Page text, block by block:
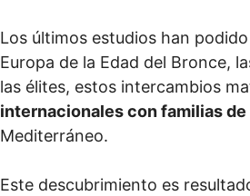
Los últimos estudios han
Europa de la Edad del Bronce,
las élites, estos intercambios
internacionales con familias
Mediterráneo.
Este descubrimiento es